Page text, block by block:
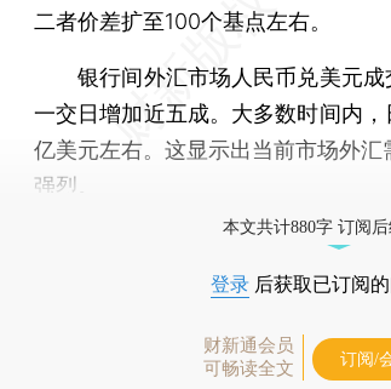
二者价差扩至100个基点左右。
银行间外汇市场人民币兑美元成
一交日增加近五成。大多数时间内
亿美元左右。这显示出当前市场外
强烈。
本文共计880字 订阅
登录 后获取已订阅
财新通会员
可畅读全文
订阅/